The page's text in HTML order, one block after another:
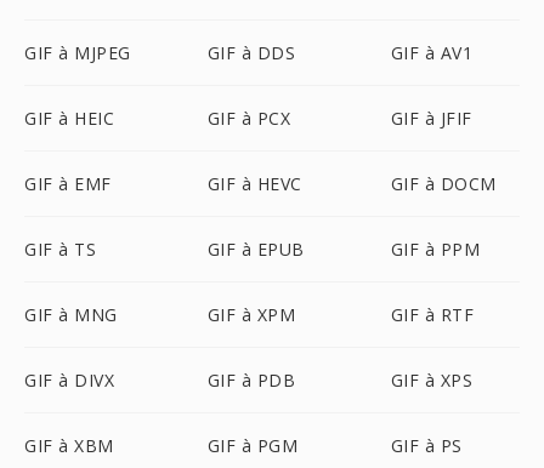
GIF à MJPEG GIF à DDS GIF à AV1
GIF à HEIC GIF à PCX GIF à JFIF
GIF à EMF GIF à HEVC GIF à DOCM
GIF à TS GIF à EPUB GIF à PPM
GIF à MNG GIF à XPM GIF à RTF
GIF à DIVX GIF à PDB GIF à XPS
GIF à XBM GIF à PGM GIF à PS